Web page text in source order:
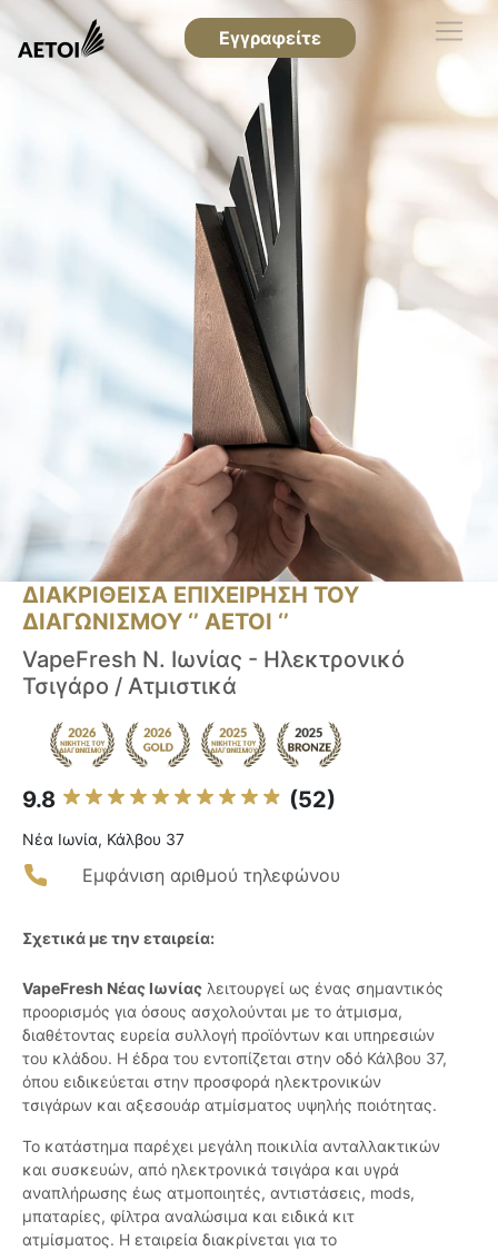
Εγγραφείτε
ΔΙΑΚΡΙΘΕΙΣΑ ΕΠΙΧΕΙΡΗΣΗ ΤΟΥ
ΔΙΑΓΩΝΙΣΜΟΥ ‘’ ΑΕΤΟΙ ‘’
VapeFresh Ν. Ιωνίας - Ηλεκτρονικό
Τσιγάρο / Ατμιστικά
9.8 (52)
Νέα Ιωνία, Κάλβου 37
Εμφάνιση αριθμού τηλεφώνου
Σχετικά με την εταιρεία:
VapeFresh Νέας Ιωνίας λειτουργεί ως ένας σημαντικός
προορισμός για όσους ασχολούνται με το άτμισμα,
διαθέτοντας ευρεία συλλογή προϊόντων και υπηρεσιών
του κλάδου. Η έδρα του εντοπίζεται στην οδό Κάλβου 37,
όπου ειδικεύεται στην προσφορά ηλεκτρονικών
τσιγάρων και αξεσουάρ ατμίσματος υψηλής ποιότητας.
Το κατάστημα παρέχει μεγάλη ποικιλία ανταλλακτικών
και συσκευών, από ηλεκτρονικά τσιγάρα και υγρά
αναπλήρωσης έως ατμοποιητές, αντιστάσεις, mods,
μπαταρίες, φίλτρα αναλώσιμα και ειδικά κιτ
ατμίσματος. Η εταιρεία διακρίνεται για το